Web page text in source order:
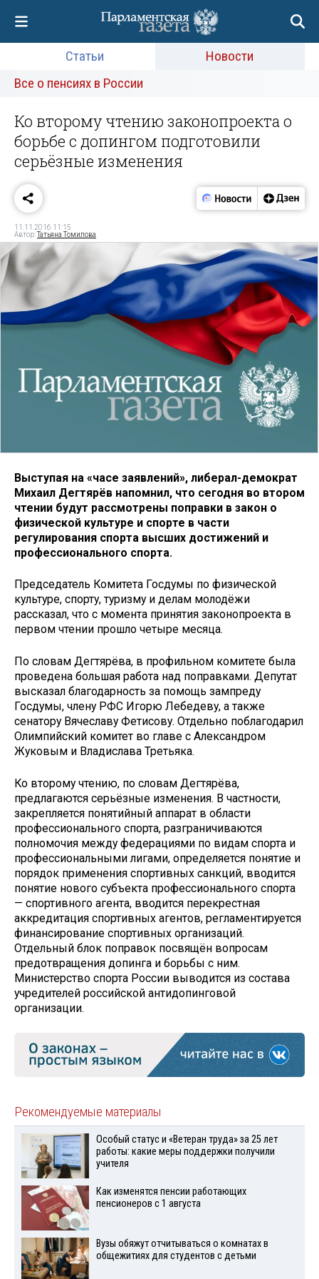
Статьи
Новости
Все о пенсиях в России
Ко второму чтению законопроекта о
борьбе с допингом подготовили
серьёзные изменения
11.11.2016 11:15
Автор:Татьяна Томилова
Выступая на «часе заявлений», либерал-демократ
Михаил Дегтярёв напомнил, что сегодня во втором
чтении будут рассмотрены поправки в закон о
физической культуре и спорте в части
регулирования спорта высших достижений и
профессионального спорта.
Председатель Комитета Госдумы по физической
культуре, спорту, туризму и делам молодёжи
рассказал, что с момента принятия законопроекта в
первом чтении прошло четыре месяца.
По словам Дегтярёва, в профильном комитете была
проведена большая работа над поправками. Депутат
высказал благодарность за помощь зампреду
Госдумы, члену РФС Игорю Лебедеву, а также
сенатору Вячеславу Фетисову. Отдельно поблагодарил
Олимпийский комитет во главе с Александром
Жуковым и Владислава Третьяка.
Ко второму чтению, по словам Дегтярёва,
предлагаются серьёзные изменения. В частности,
закрепляется понятийный аппарат в области
профессионального спорта, разграничиваются
полномочия между федерациями по видам спорта и
профессиональными лигами, определяется понятие и
порядок применения спортивных санкций, вводится
понятие нового субъекта профессионального спорта
— спортивного агента, вводится перекрестная
аккредитация спортивных агентов, регламентируется
финансирование спортивных организаций.
Отдельный блок поправок посвящён вопросам
предотвращения допинга и борьбы с ним.
Министерство спорта России выводится из состава
учредителей российской антидопинговой
организации.
Рекомендуемые материалы
Особый статус и «Ветеран труда» за 25 лет
работы: какие меры поддержки получили
учителя
Как изменятся пенсии работающих
пенсионеров с 1 августа
Вузы обяжут отчитываться о комнатах в
общежитиях для студентов с детьми